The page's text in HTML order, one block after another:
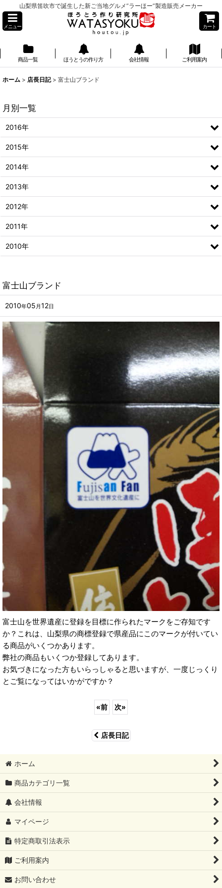
山梨県笛吹市で誕生した新ご当地グルメ”ラーほー”製造販売メーカー
メニュー カート
商品一覧 ほうとうの作り方 会社情報 ご利用案内
ホーム > 店長日記 > 富士山ブランド
富士山ブランド
2010年05 月12日
富士山を世界遺産に登録を目標に作られたマークをご存知です
か？これは、山梨県の商標登録で県産品にこのマークが付いてい
る商品がいくつかあります。
弊社の商品もいくつか登録してあります。
お気づきになった方もいらっしゃると思いますが、一度じっくり
とご覧になってはいかがですか？
«前 次»
店長日記
月別一覧
2016年
2015年
2014年
2013年
2012年
2011年
2010年
ホーム
商品カテゴリ一覧
会社情報
マイページ
特定商取引法表示
ご利用案内
お問い合わせ